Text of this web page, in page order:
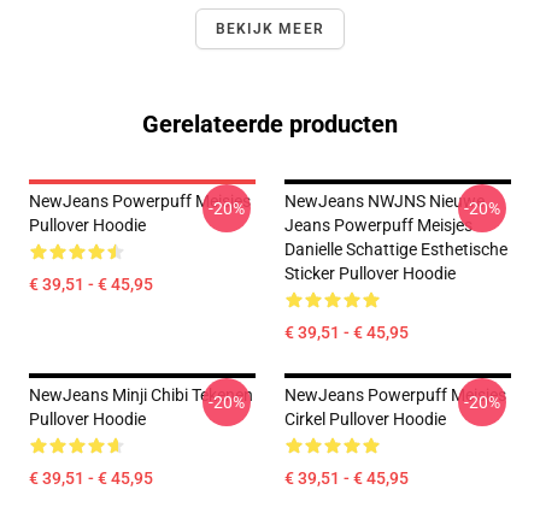
BEKIJK MEER
Gerelateerde producten
NewJeans Powerpuff Meisjes
Pullover Hoodie
€ 39,51 - € 45,95
-20%
NewJeans NWJNS Nieuwe
Jeans Powerpuff Meisjes
Danielle Schattige Esthetische
Sticker Pullover Hoodie
€ 39,51 - € 45,95
-20%
NewJeans Minji Chibi Tekenen
Pullover Hoodie
€ 39,51 - € 45,95
-20%
NewJeans Powerpuff Meisjes
Cirkel Pullover Hoodie
€ 39,51 - € 45,95
-20%